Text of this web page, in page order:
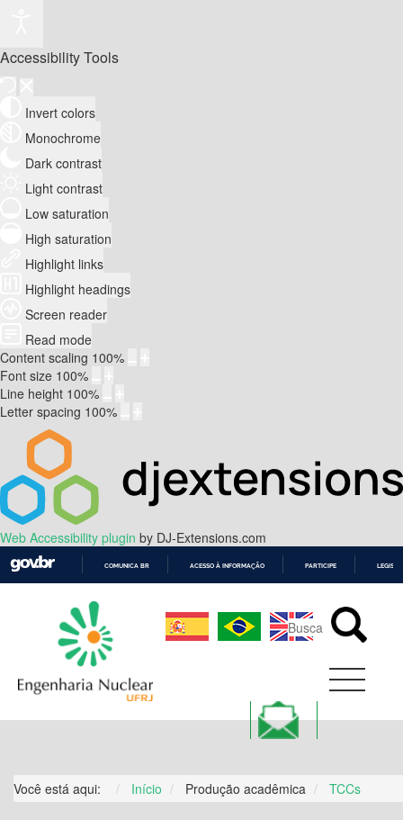
Accessibility Tools
Invert colors
Monochrome
Dark contrast
Light contrast
Low saturation
High saturation
Highlight links
Highlight headings
Screen reader
Read mode
Content scaling 100%
Font size 100%
Line height 100%
Letter spacing 100%
Web Accessibility plugin by DJ-Extensions.com
CONTEÚDO
COMUNICA BR ACESSO À INFORMAÇÃO PARTICIPE
Você está aqui: Início Produção acadêmica TCCs